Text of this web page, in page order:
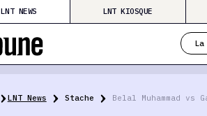
LNT NEWS LNT KIOSQUE
LNT News Stache Belal Muhammad